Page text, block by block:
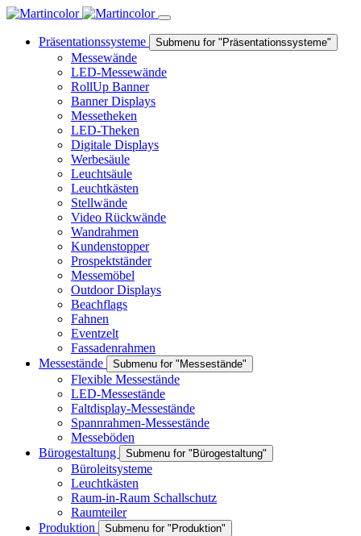
Präsentationssysteme Submenu for "Präsentationssysteme"
Messewände
LED-Messewände
RollUp Banner
Banner Displays
Messetheken
LED-Theken
Digitale Displays
Werbesäule
Leuchtsäule
Leuchtkästen
Stellwände
Video Rückwände
Wandrahmen
Kundenstopper
Prospektständer
Messemöbel
Outdoor Displays
Beachflags
Fahnen
Eventzelt
Fassadenrahmen
Messestände
Submenu for "Messestände"
Flexible Messestände
LED-Messestände
Faltdisplay-Messestände
Spannrahmen-Messestände
Messeböden
Bürogestaltung
Submenu for "Bürogestaltung"
Büroleitsysteme
Leuchtkästen
Raum-in-Raum Schallschutz
Raumteiler
Produktion
Submenu for "Produktion"